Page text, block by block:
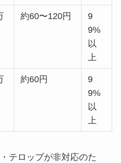
約60〜120円
9
9%
以
上
約60円
9
9%
以
上
テロップが非対応のた